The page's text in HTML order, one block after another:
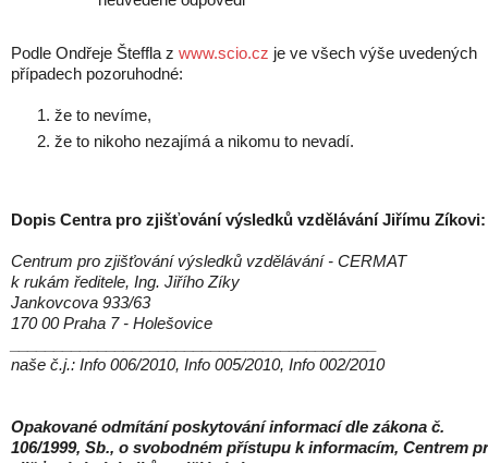
Podle Ondřeje Šteffla z www.scio.cz je ve všech výše uvedených
případech pozoruhodné:
že to nevíme,
že to nikoho nezajímá a nikomu to nevadí.
Dopis Centra pro zjišťování výsledků vzdělávání Jiřímu Zíkovi:
Centrum pro zjišťování výsledků vzdělávání - CERMAT
k rukám ředitele, Ing. Jiřího Zíky
Jankovcova 933/63
170 00 Praha 7 - Holešovice
naše č.j.: Info 006/2010, Info 005/2010, Info 002/2010
Opakované odmítání poskytování informací dle zákona č.
106/1999, Sb., o svobodném přístupu k informacím, Centrem